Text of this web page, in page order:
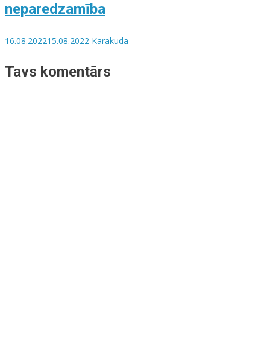
neparedzamība
16.08.202215.08.2022 Karakuda
Tavs komentārs